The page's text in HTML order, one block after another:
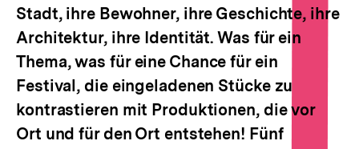
Stadt, ihre Bewohner, ihre Geschichte, ihre
Architektur, ihre Identität. Was für ein
Thema, was für eine Chance für ein
Festival, die eingeladenen Stücke zu
kontrastieren mit Produktionen, die vor
Ort und für den Ort entstehen! Fünf